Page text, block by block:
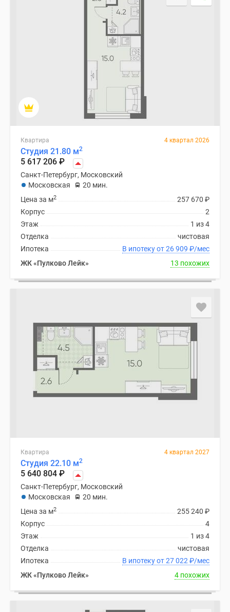
Квартира 4 квартал 2026
Студия 21.80 м2
5 617 206 ₽
Санкт-Петербург, Московский
Московская
20 мин.
257 670 ₽
Цена за м2
2
Корпус
1 из 4
Этаж
чистовая
Отделка
В ипотеку от 26 909 ₽/мес
Ипотека
ЖК «Пулково Лейк»
13 похожих
Квартира 4 квартал 2027
Студия 22.10 м2
5 640 804 ₽
Санкт-Петербург, Московский
Московская
20 мин.
255 240 ₽
Цена за м2
4
Корпус
1 из 4
Этаж
чистовая
Отделка
В ипотеку от 27 022 ₽/мес
Ипотека
ЖК «Пулково Лейк»
4 похожих